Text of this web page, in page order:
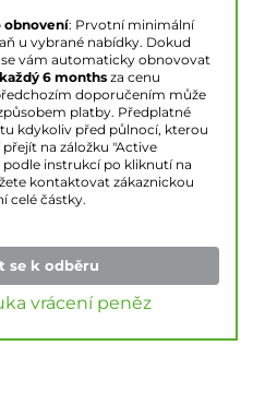
obnovení: Prvotní minimální
u vybrané nabídky. Dokud
vám automaticky obnovovat
každý 6 months za cenu
doporučením může
platby. Předplatné
kdykoliv před půlnocí, kterou
na záložku "Active
instrukcí po kliknutí na
kontaktovat zákaznickou
celé částky.
se k odběru
vrácení peněz